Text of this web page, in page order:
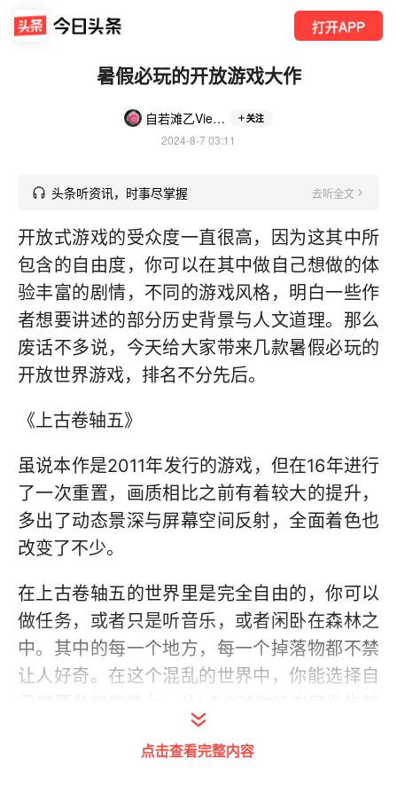
打开APP
暑假必玩的开放游戏大作
自若滩乙VieMe 关注
2024-8-7 03:11
头条听资讯，时事尽掌握 去听全文
开放式游戏的受众度一直很高，因为这其中所
包含的自由度，你可以在其中做自己想做的体
验丰富的剧情，不同的游戏风格，明白一些作
者想要讲述的部分历史背景与人文道理。那么
废话不多说，今天给大家带来几款暑假必玩的
开放世界游戏，排名不分先后。
《上古卷轴五》
虽说本作是2011年发行的游戏，但在16年进行
了一次重置，画质相比之前有着较大的提升，
多出了动态景深与屏幕空间反射，全面着色也
改变了不少。
在上古卷轴五的世界里是完全自由的，你可以
做任务，或者只是听音乐，或者闲卧在森林之
中。其中的每一个地方，每一个掉落物都不禁
让人好奇。在这个混乱的世界中，你能选择自
换。在此之后剧情会产生多变的影响，建议可
以放慢你的游戏，去好好体验一下冒险性与创
点击查看完整内容